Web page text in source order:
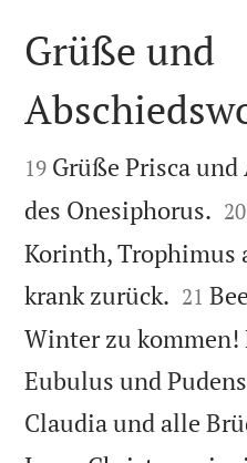

Grüße und

19 Grüße Prisca
des Onesiphorus. 

20
Korinth,
krank zurück. 

21
Winter zu kommen!
Eubulus und
Claudia und alle